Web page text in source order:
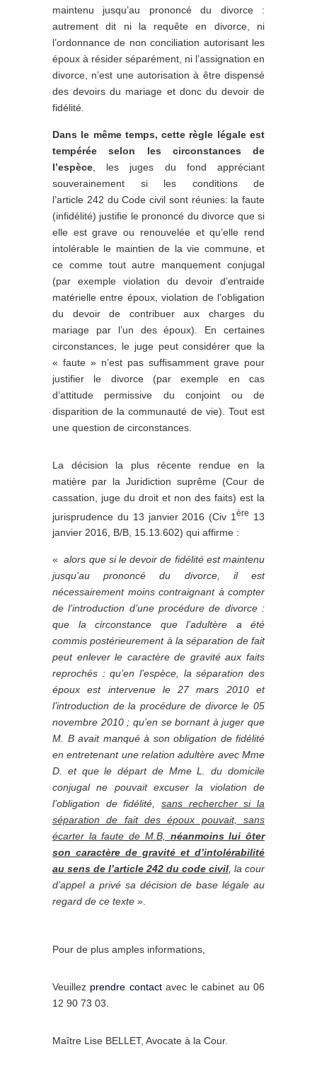
maintenu jusqu’au prononcé du divorce :
autrement dit ni la requête en divorce, ni
l’ordonnance de non conciliation autorisant les
époux à résider séparément, ni l’assignation en
divorce, n’est une autorisation à être dispensé
des devoirs du mariage et donc du devoir de
fidélité.
Dans le même temps, cette règle légale est
tempérée selon les circonstances de
l’espèce , les juges du fond appréciant
souverainement si les conditions de
l’article 242 du Code civil sont réunies: la faute
(infidélité) justifie le prononcé du divorce que si
elle est grave ou renouvelée et qu’elle rend
intolérable le maintien de la vie commune, et
ce comme tout autre manquement conjugal
(par exemple violation du devoir d’entraide
matérielle entre époux, violation de l’obligation
du devoir de contribuer aux charges du
mariage par l’un des époux). En certaines
circonstances, le juge peut considérer que la
« faute » n’est pas suffisamment grave pour
justifier le divorce (par exemple en cas
d’attitude permissive du conjoint ou de
disparition de la communauté de vie). Tout est
une question de circonstances.
La décision la plus récente rendue en la
matière par la Juridiction suprême (Cour de
cassation, juge du droit et non des faits) est la
jurisprudence du 13 janvier 2016 (Civ 1ère
13
janvier 2016, B/B, 15.13.602) qui affirme :
«alors que si le devoir de fidélité est maintenu
jusqu’au prononcé du divorce, il est
nécessairement moins contraignant à compter
de l’introduction d’une procédure de divorce :
que la circonstance que l’adultère a été
commis postérieurement à la séparation de fait
peut enlever le caractère de gravité aux faits
reprochés : qu’en l’espèce, la séparation des
époux est intervenue le 27 mars 2010 et
l’introduction de la procédure de divorce le 05
novembre 2010 ; qu’en se bornant à juger que
M. B avait manqué à son obligation de fidélité
en entretenant une relation adultère avec Mme
D. et que le départ de Mme L. du domicile
conjugal ne pouvait excuser la violation de
l’obligation de fidélité, sans rechercher si la
séparation de fait des époux pouvait, sans
écarter la faute de M.B, néanmoins lui ôter
son caractère de gravité et d’intolérabilité
au sens de l’article 242 du code civil, la cour
d’appel a privé sa décision de base légale au
regard de ce texte ».
Pour de plus amples informations,
Veuillez prendre contactavec le cabinet au 06
12 90 73 03.
Maître Lise BELLET, Avocate à la Cour.